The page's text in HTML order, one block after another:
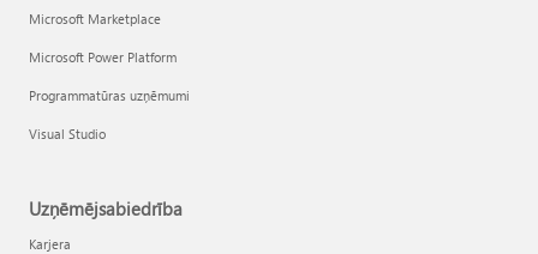
Microsoft Marketplace
Microsoft Power Platform
Programmatūras uzņēmumi
Visual Studio
Uzņēmējsabiedrība
Karjera